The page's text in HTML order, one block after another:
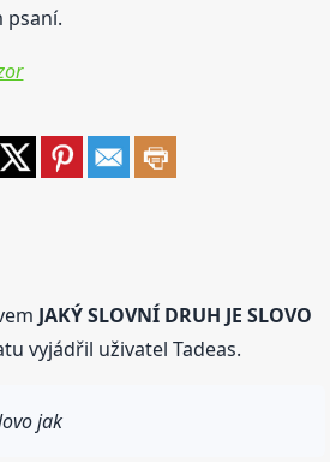
psaní.
JAKÝ SLOVNÍ DRUH JE SLOVO
vyjádřil uživatel Tadeas.
jak